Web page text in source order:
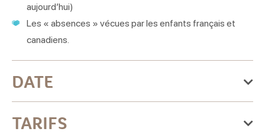
aujourd’hui)
Les « absences » vécues par les enfants français et
canadiens.
DATE
au vendredi 31 décembre 2027
TARIFS